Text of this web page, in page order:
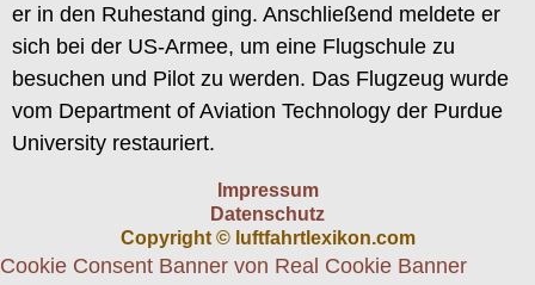
er in den Ruhestand ging. Anschließend meldete er
sich bei der US-Armee, um eine Flugschule zu
besuchen und Pilot zu werden. Das Flugzeug wurde
vom Department of Aviation Technology der Purdue
University restauriert.
Impressum
Datenschutz
Copyright © luftfahrtlexikon.com
Cookie Consent Banner von Real Cookie Banner